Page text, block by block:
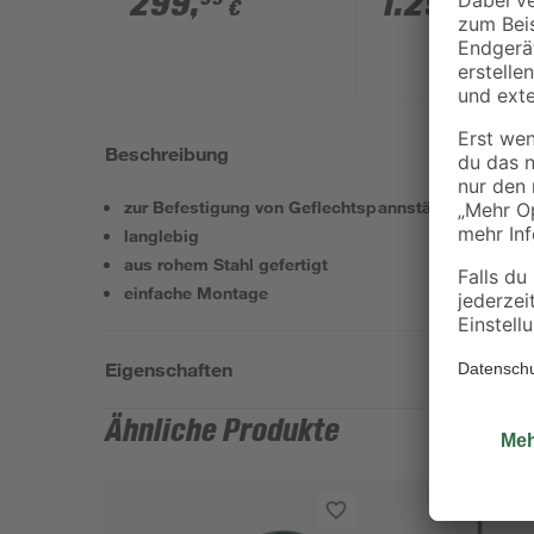
15, 4-teilig € €
Beschreibung
zur Befestigung von Geflechtspannstäbe
langlebig
aus rohem Stahl gefertigt
einfache Montage
Eigenschaften
Ähnliche Produkte